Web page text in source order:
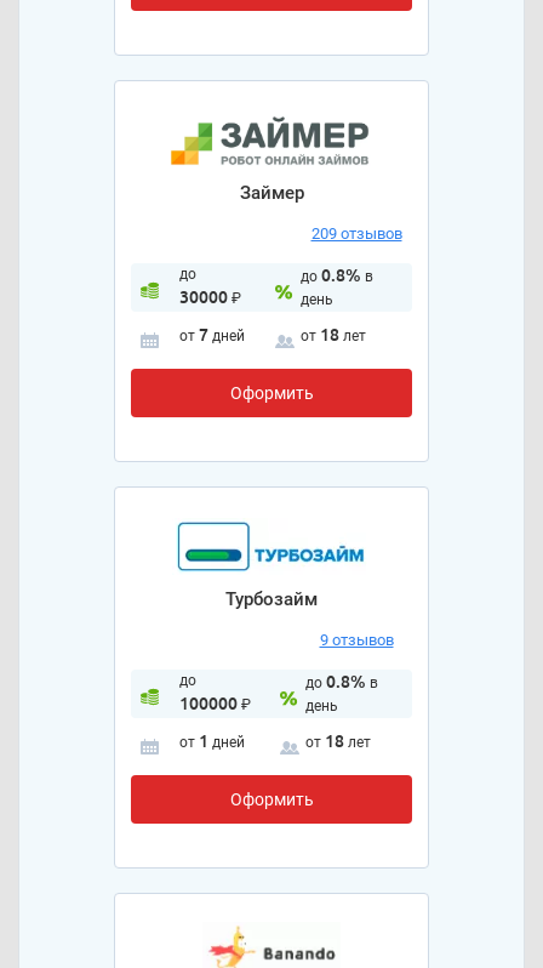
Займер
209 отзывов
до
30000₽
до 0.8% в
день
от 7 дней от 18 лет
Оформить
Турбозайм
9 отзывов
до
100000₽
до 0.8% в
день
от 1 дней от 18 лет
Оформить